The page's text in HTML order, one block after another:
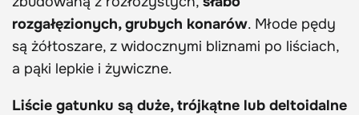
rozgałęzionych, grubych konarów. Młode pędy
są żółtoszare, z widocznymi bliznami po liściach,
a pąki lepkie i żywiczne.
Liście gatunku są duże, trójkątne lub deltoidalne